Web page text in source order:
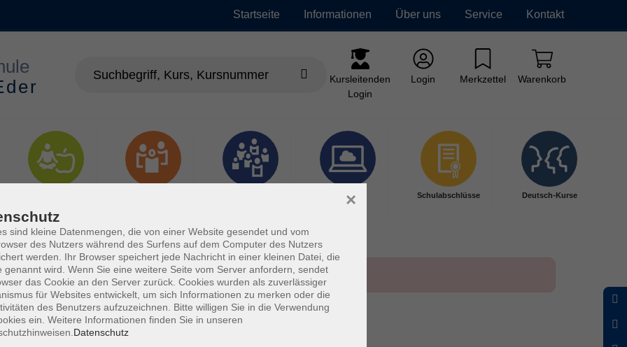
Startseite Informationen Über uns Service Kontakt
Kursleitenden
Login
Login Merkzettel Warenkorb
Digitales
Lernen
Schulabschlüsse Deutsch-Kurse
sind kleine Datenmengen, die von einer Website gesendet und vom
des Nutzers während des Surfens auf dem Computer des Nutzers
werden. Ihr Browser speichert jede Nachricht in einer kleinen Datei, die
genannt wird. Wenn Sie eine weitere Seite vom Server anfordern, sendet
das Cookie an den Server zurück. Cookies wurden als zuverlässiger
für Websites entwickelt, um sich Informationen zu merken oder die
des Benutzers aufzuzeichnen. Bitte willigen Sie in die Verwendung
ein. Weitere Informationen finden Sie in unseren
Datenschutz
×